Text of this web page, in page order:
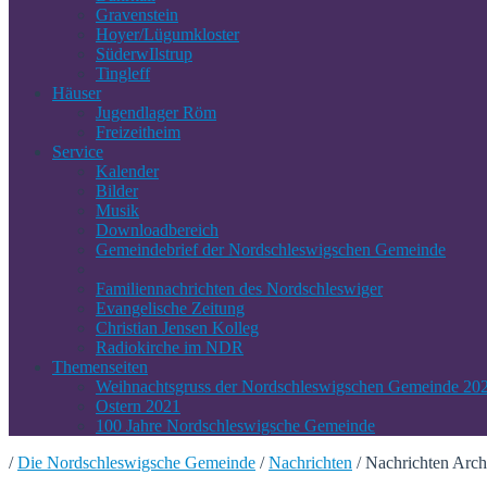
Gravenstein
Hoyer/Lügumkloster
SüderwIlstrup
Tingleff
Häuser
Jugendlager Röm
Freizeitheim
Service
Kalender
Bilder
Musik
Downloadbereich
Gemeindebrief der Nordschleswigschen Gemeinde
Familiennachrichten des Nordschleswiger
Evangelische Zeitung
Christian Jensen Kolleg
Radiokirche im NDR
Themenseiten
Weihnachtsgruss der Nordschleswigschen Gemeinde
Ostern 2021
100 Jahre Nordschleswigsche Gemeinde
/ Die Nordschleswigsche Gemeinde / Nachrichten /Nachrichten